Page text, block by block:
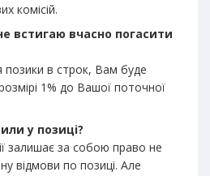
комісій.
встигаю вчасно погасити
позики в строк, Вам буде
1% до Вашої поточної
у позиці?
залишає за собою право не
відмови по позиці. Але